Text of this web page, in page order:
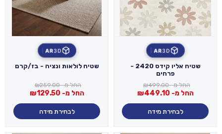
3D
AR
שטיח אליו קידס 2420 -
פרחים
החל מ- ₪499.00
החל מ- ₪449.10
לבחירת מידה
3D
AR
שטיח לולאות ונציה - בז/קרם
החל מ- ₪259.00
החל מ- ₪129.50
לבחירת מידה